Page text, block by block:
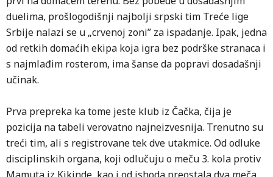
duelima, prošlogodišnji najbolji srpski tim Treće lige
Srbije nalazi se u „crvenoj zoni” za ispadanje. Ipak, jedna
od retkih domaćih ekipa koja igra bez podrške stranaca i
s najmlađim rosterom, ima šanse da popravi dosadašnji
učinak.
Prva prepreka ka tome jeste klub iz Čačka, čija je
pozicija na tabeli verovatno najneizvesnija. Trenutno su
treći tim, ali s registrovane tek dve utakmice. Od odluke
disciplinskih organa, koji odlučuju o meču 3. kola protiv